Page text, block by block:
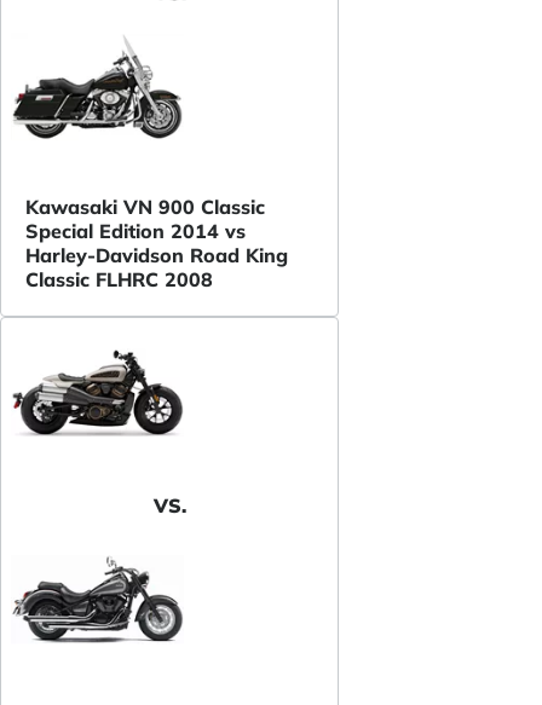
Kawasaki VN 900 Classic
Special Edition 2014 vs
Harley-Davidson Road King
Classic FLHRC 2008
VS.